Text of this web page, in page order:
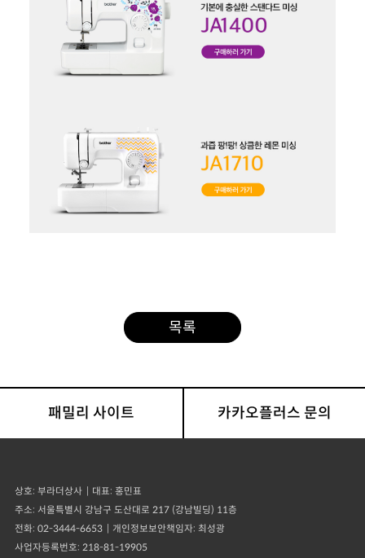
목록
패밀리 사이트 카카오플러스 문의
상호 부라더상사 대표 홍민표
주소 서울특별시 강남구 도산대로 217 (강남빌딩) 11층
전화 02-3444-6653 개인정보보안책임자 최성광
사업자등록번호 218-81-19905